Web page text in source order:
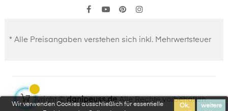
Wir verwenden Cookies ausschließlich für essentielle
Ok, weitere
FacebookYouTubePinterest
* Alle Preisangaben verstehen sich inkl. Mehrwertsteuer
Copyright © danipeuss.deAlle Rechte vorbehalten.